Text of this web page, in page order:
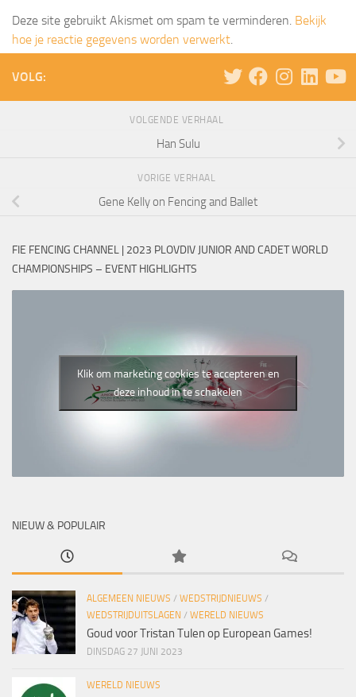
Deze site gebruikt Akismet om spam te verminderen. Bekijk
hoe je reactie gegevens worden verwerkt.
VOLG:
VOLGENDE VERHAAL
Han Sulu
VORIGE VERHAAL
Gene Kelly on Fencing and Ballet
FIE FENCING CHANNEL | 2023 PLOVDIV JUNIOR AND CADET WORLD
CHAMPIONSHIPS – EVENT HIGHLIGHTS
Klik om marketing cookies te accepteren en
deze inhoud in te schakelen
NIEUW & POPULAIR
ALGEMEEN NIEUWS / WEDSTRIJDNIEUWS /
WEDSTRIJDUITSLAGEN / WERELD NIEUWS
Goud voor Tristan Tulen op European Games!
DINSDAG 27 JUNI 2023
WERELD NIEUWS